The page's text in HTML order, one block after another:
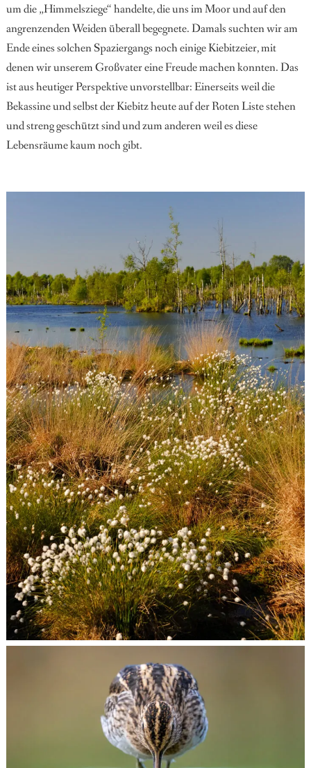
um die „Himmelsziege“ handelte, die uns im Moor und auf den
angrenzenden Weiden überall begegnete. Damals suchten wir am
Ende eines solchen Spaziergangs noch einige Kiebitzeier, mit
denen wir unserem Großvater eine Freude machen konnten. Das
ist aus heutiger Perspektive unvorstellbar: Einerseits weil die
Bekassine und selbst der Kiebitz heute auf der Roten Liste stehen
und streng geschützt sind und zum anderen weil es diese
Lebensräume kaum noch gibt.